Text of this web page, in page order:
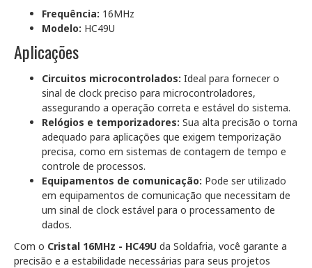
Frequência: 16MHz
Modelo: HC49U
Aplicações
Circuitos microcontrolados: Ideal para fornecer o
sinal de clock preciso para microcontroladores,
assegurando a operação correta e estável do sistema.
Relógios e temporizadores: Sua alta precisão o torna
adequado para aplicações que exigem temporização
precisa, como em sistemas de contagem de tempo e
controle de processos.
Equipamentos de comunicação: Pode ser utilizado
em equipamentos de comunicação que necessitam de
um sinal de clock estável para o processamento de
dados.
Com o Cristal 16MHz - HC49U da Soldafria, você garante a
precisão e a estabilidade necessárias para seus projetos